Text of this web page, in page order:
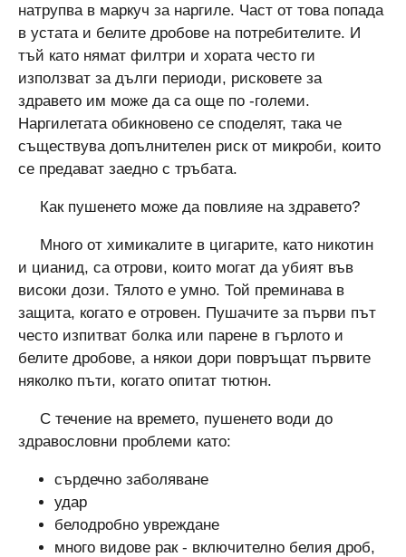
натрупва в маркуч за наргиле. Част от това попада
в устата и белите дробове на потребителите. И
тъй като нямат филтри и хората често ги
използват за дълги периоди, рисковете за
здравето им може да са още по -големи.
Наргилетата обикновено се споделят, така че
съществува допълнителен риск от микроби, които
се предават заедно с тръбата.
Как пушенето може да повлияе на здравето?
Много от химикалите в цигарите, като никотин
и цианид, са отрови, които могат да убият във
високи дози. Тялото е умно. Той преминава в
защита, когато е отровен. Пушачите за първи път
често изпитват болка или парене в гърлото и
белите дробове, а някои дори повръщат първите
няколко пъти, когато опитат тютюн.
С течение на времето, пушенето води до
здравословни проблеми като:
сърдечно заболяване
удар
белодробно увреждане
много видове рак - включително белия дроб,